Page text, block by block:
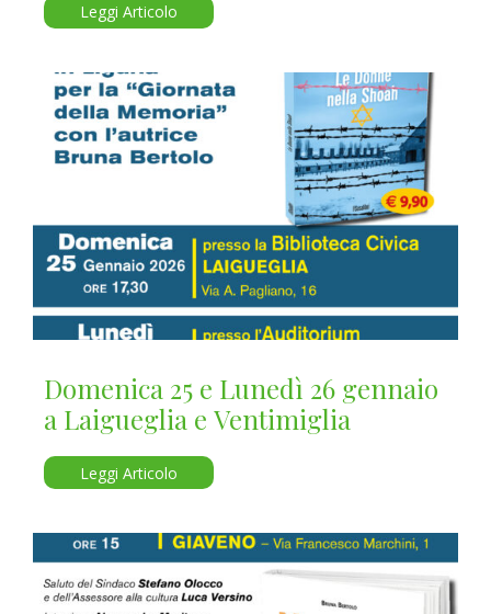
Leggi Articolo
Domenica 25 e Lunedì 26 gennaio
a Laigueglia e Ventimiglia
Leggi Articolo